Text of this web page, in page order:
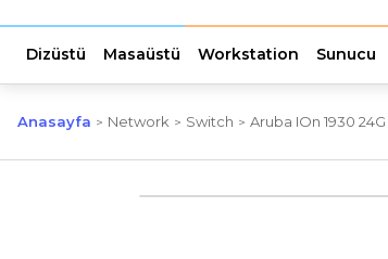
Dizüstü Masaüstü Workstation Sunucu
Anasayfa Network Switch Aruba IOn 1930